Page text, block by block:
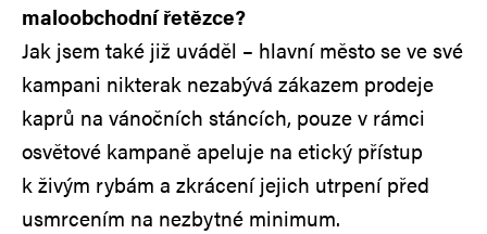
maloobchodní řetězce?
Jak jsem také již uváděl – hlavní město se ve své
kampani nikterak nezabývá zákazem prodeje
kaprů na vánočních stáncích, pouze v rámci
osvětové kampaně apeluje na etický přístup
k živým rybám a zkrácení jejich utrpení před
usmrcením na nezbytné minimum.